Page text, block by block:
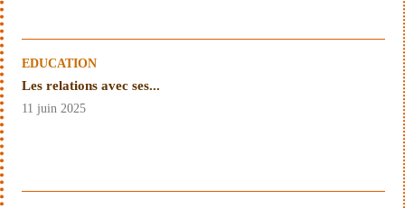
EDUCATION
Les relations avec ses...
11 juin 2025